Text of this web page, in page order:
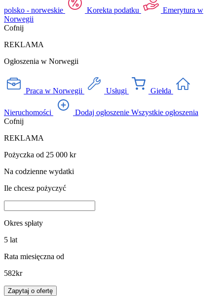
polsko - norweskie Korekta podatku
Emerytura w
Norwegii
Cofnij
REKLAMA
Ogłoszenia w Norwegii
Praca w Norwegii Usługi Giełda
Nieruchomości Dodaj ogłoszenie Wszystkie ogłoszenia
Cofnij
REKLAMA
Pożyczka od 25 000 kr
Na codzienne wydatki
Ile chcesz pożyczyć
Okres spłaty
5 lat
Rata miesięczna od
582kr
Zapytaj o ofertę